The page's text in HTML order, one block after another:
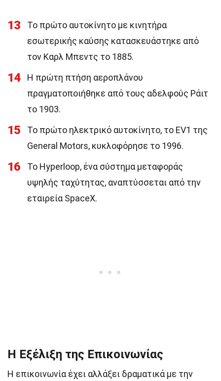
13
Το πρώτο αυτοκίνητο με κινητήρα
εσωτερικής καύσης κατασκευάστηκε από
τον Καρλ Μπεντς το 1885.
14
Η πρώτη πτήση αεροπλάνου
πραγματοποιήθηκε από τους αδελφούς Ράιτ
το 1903.
15
Το πρώτο ηλεκτρικό αυτοκίνητο, το EV1 της
General Motors, κυκλοφόρησε το 1996.
16
Το Hyperloop, ένα σύστημα μεταφοράς
υψηλής ταχύτητας, αναπτύσσεται από την
εταιρεία SpaceX.
Η Εξέλιξη της Επικοινωνίας
Η επικοινωνία έχει αλλάξει δραματικά με την